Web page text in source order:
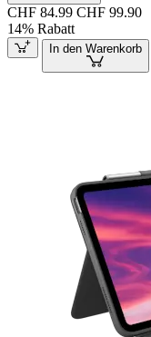
CHF 84.99 CHF 99.90
14% Rabatt
In den Warenkorb